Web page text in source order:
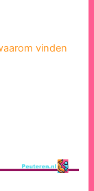
vinden